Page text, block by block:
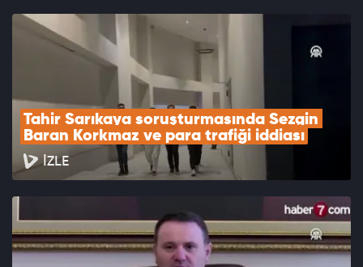
Tahir Sarıkaya soruşturmasında Sezgin
Baran Korkmaz ve para trafiği iddiası
İZLE